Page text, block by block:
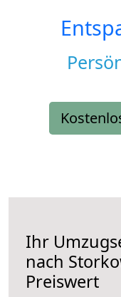
Ihr
nach
Preiswert